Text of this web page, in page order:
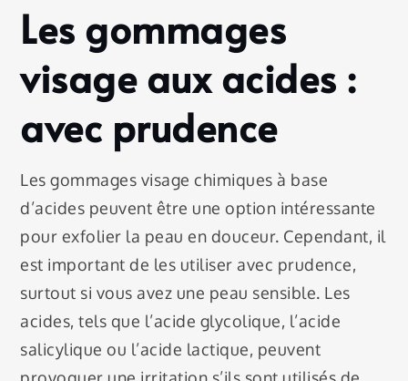
Les gommages
visage aux acides :
avec prudence
Les gommages visage chimiques à base
d’acides peuvent être une option intéressante
pour exfolier la peau en douceur. Cependant, il
est important de les utiliser avec prudence,
surtout si vous avez une peau sensible. Les
acides, tels que l’acide glycolique, l’acide
salicylique ou l’acide lactique, peuvent